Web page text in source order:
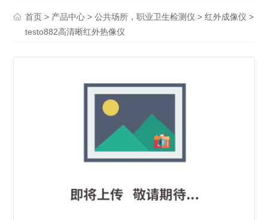
首页 > 产品中心 >公共场所，职业卫生检测仪 >红外成像仪 >
testo882高清晰红外热像仪